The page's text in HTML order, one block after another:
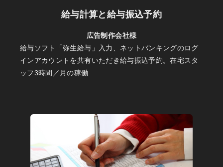
給与計算と給与振込予約
広告制作会社様
給与ソフト「弥生給与」入力、ネットバンキングのログ
インアカウントを共有いただき給与振込予約。在宅スタ
ッフ3時間／月の稼働